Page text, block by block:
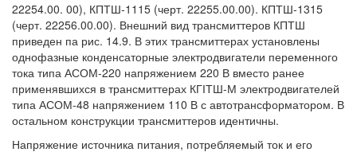
22254.00. 00), КПТШ-1115 (черт. 22255.00.00). КПТШ-1315
(черт. 22256.00.00). Внешний вид трансмиттеров КПТШ
приведен па рис. 14.9. В этих трансмиттерах установлены
однофазные конденсаторные электродвигатели переменного
тока типа АСОМ-220 напряжением 220 В вместо ранее
применявшихся в трансмиттерах КГІТШ-М электродвигателей
типа АСОМ-48 напряжением 110 В с автотрансформатором. В
остальном конструкции трансмиттеров идентичны.
Напряжение источника питания, потребляемый ток и его